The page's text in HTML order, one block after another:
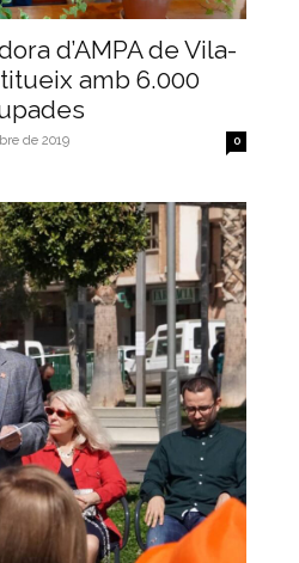
d’AMPA de Vila-
amb 6.000
de 2019 0